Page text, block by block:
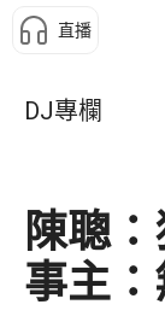
直播
DJ專欄
陳聰
事主：